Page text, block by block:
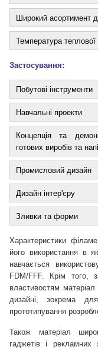
Широкий асортимент
Температура
Застосування:
Побутові інструменти
Навчальні проекти
Концепція та
готових виробів та
Промисловий дизайн
Дизайн інтер'єру
Зливки та форми
Характеристики
його використання в
навчається
FDM/FFF. Крім того,
властивостям
дизайні, зокрема
прототипування
Також матеріал
гаджетів і рекламних